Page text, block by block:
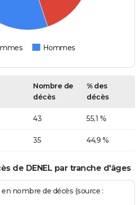
Hommes
Nombre de
décès
% des
décès
43 55,1 %
35 44,9 %
de DENEL par tranche d'âges
nombre de décès (source :